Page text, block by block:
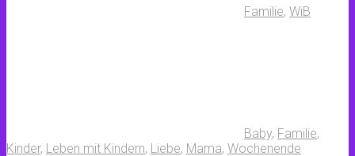
Familie, WiB
Baby, Familie,
Kinder, Leben mit Kindern, Liebe, Mama, Wochenende